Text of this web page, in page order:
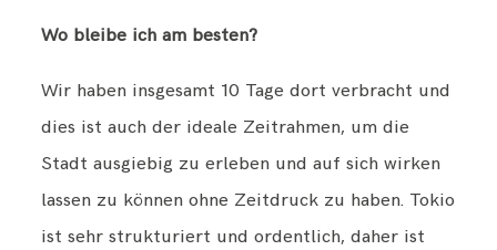
Wo bleibe ich am besten?
Wir haben insgesamt 10 Tage dort verbracht und
dies ist auch der ideale Zeitrahmen, um die
Stadt ausgiebig zu erleben und auf sich wirken
lassen zu können ohne Zeitdruck zu haben. Tokio
ist sehr strukturiert und ordentlich, daher ist